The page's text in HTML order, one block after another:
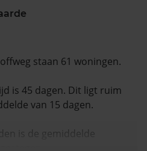
staan 61 woningen.
is 45 dagen. Dit ligt ruim
van 15 dagen.
is de gemiddelde